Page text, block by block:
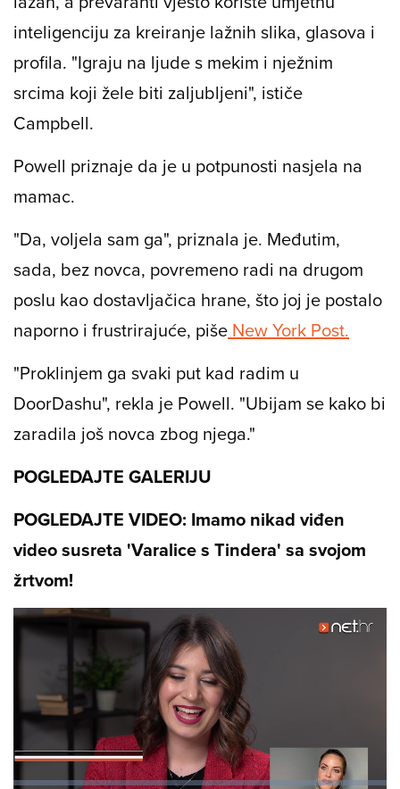
inteligenciju za kreiranje lažnih slika, glasova i
profila. "Igraju na ljude s mekim i nježnim
srcima koji žele biti zaljubljeni", ističe
Campbell.
Powell priznaje da je u potpunosti nasjela na
mamac.
"Da, voljela sam ga", priznala je. Međutim,
sada, bez novca, povremeno radi na drugom
poslu kao dostavljačica hrane, što joj je postalo
naporno i frustrirajuće, piše New York Post.
"Proklinjem ga svaki put kad radim u
DoorDashu", rekla je Powell. "Ubijam se kako bi
zaradila još novca zbog njega."
POGLEDAJTE GALERIJU
POGLEDAJTE VIDEO: Imamo nikad viđen
video susreta 'Varalice s Tindera' sa svojom
žrtvom!
Loaded: